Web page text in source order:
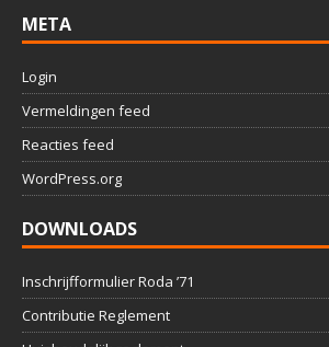
META
Login
Vermeldingen feed
Reacties feed
WordPress.org
DOWNLOADS
Inschrijfformulier Roda ’71
Contributie Reglement